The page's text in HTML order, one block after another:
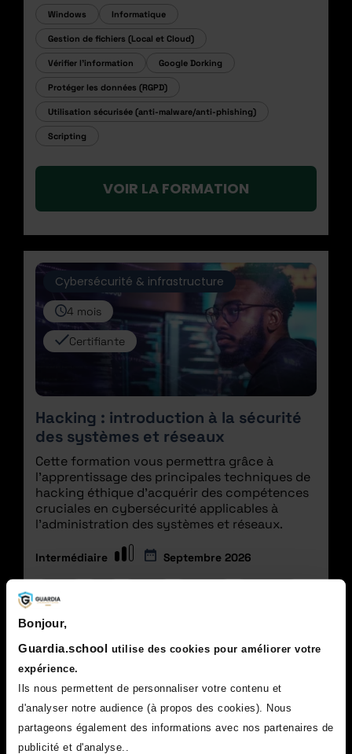
Bonjour,
Guardia.school utilise des cookies pour améliorer votre
expérience.
Ils nous permettent de personnaliser votre contenu et
d'analyser notre audience (à propos des cookies). Nous
partageons également des informations avec nos partenaires de
publicité et d'analyse..
Windows Informatique
Gestion de fichiers (Local et Cloud)
Vérifier l’information Google Dorking
Protéger les données (RGPD)
Utilisation sécurisée (anti-malware/anti-phishing)
Scripting
VOIR LA FORMATION
Cybersécurité & infrastructure
4 mois
Certifiante
Hacking : introduction à la sécurité
des systèmes et réseaux
Cette formation vous permettra grâce à
l'apprentissage des principales techniques de
hacking éthique d'acquérir des compétences
cruciales en cybersécurité applicables à
l'administration des systèmes et réseaux.
Intermédiaire Septembre 2026
Admin Réseau
VOIR LA FORMATION